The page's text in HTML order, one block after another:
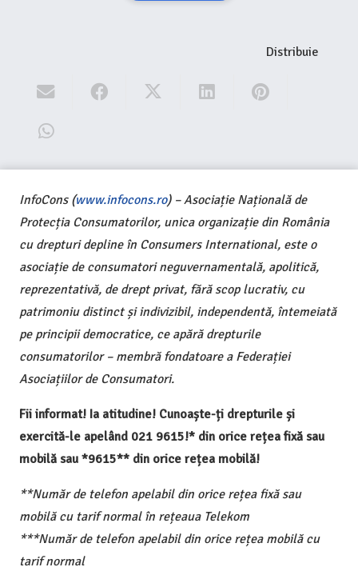
Distribuie
InfoCons (www.infocons.ro) – Asociație Națională de
Protecția Consumatorilor, unica organizație din România
cu drepturi depline în Consumers International, este o
asociație de consumatori neguvernamentală, apolitică,
reprezentativă, de drept privat, fără scop lucrativ, cu
patrimoniu distinct și indivizibil, independentă, întemeiată
pe principii democratice, ce apără drepturile
consumatorilor – membră fondatoare a Federației
Asociațiilor de Consumatori.
Fii informat! Ia atitudine! Cunoaște-ți drepturile și
exercită-le apelând 021 9615!* din orice rețea fixă sau
mobilă sau *9615** din orice rețea mobilă!
**Număr de telefon apelabil din orice rețea fixă sau
mobilă cu tarif normal în rețeaua Telekom
***Număr de telefon apelabil din orice rețea mobilă cu
tarif normal